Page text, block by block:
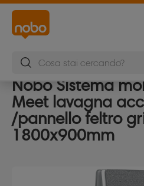
Nobo Sistema
Meet lavagna
/pannello feltro
1800x900mm